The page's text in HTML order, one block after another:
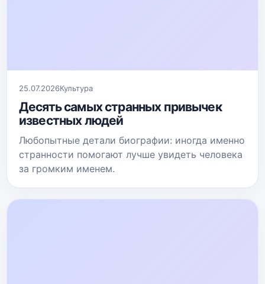
25.07.2026Культура
Десять самых странных привычек
известных людей
Любопытные детали биографии: иногда именно
странности помогают лучше увидеть человека
за громким именем.